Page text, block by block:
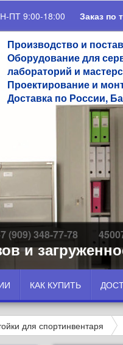
ПТ 9:00-18:00 Заказ по
Производство и
Оборудование для
лабораторий и
Проектирование и
Доставка по России,
(909) 348-77-78
КАК КУПИТЬ
для спортинвентаря